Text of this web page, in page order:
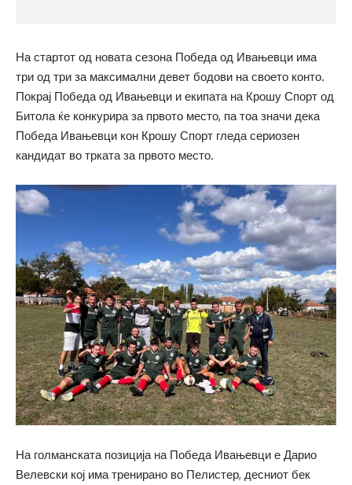
На стартот од новата сезона Победа од Ивањевци има
три од три за максимални девет бодови на своето конто.
Покрај Победа од Ивањевци и екипата на Крошу Спорт од
Битола ќе конкурира за првото место, па тоа значи дека
Победа Ивањевци кон Крошу Спорт гледа сериозен
кандидат во трката за првото место.
На голманската позиција на Победа Ивањевци е Дарио
Велевски кој има тренирано во Пелистер, десниот бек